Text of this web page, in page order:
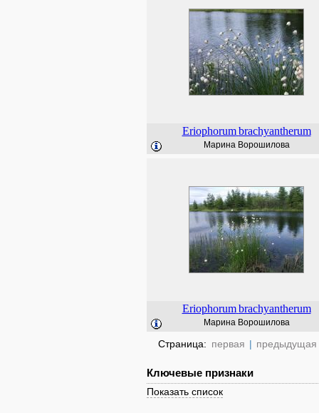
Eriophorum brachyantherum
Марина Ворошилова
Eriophorum brachyantherum
Марина Ворошилова
Страница: первая | предыдущая
Ключевые признаки
Показать список